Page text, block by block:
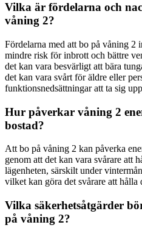
Vilka är fördelarna och
våning 2?
Fördelarna med att bo på våning 2
mindre risk för inbrott och bättre
det kan vara besvärligt att bära
det kan vara svårt för äldre eller
funktionsnedsättningar att ta sig
Hur påverkar våning 2
bostad?
Att bo på våning 2 kan påverka
genom att det kan vara svårare att
lägenheten, särskilt under
vilket kan göra det svårare att
Vilka säkerhetsåtgärder
på våning 2?